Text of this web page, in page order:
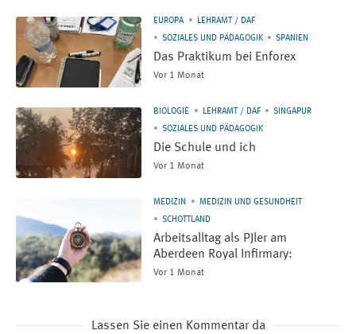
EUROPA
LEHRAMT / DAF
SOZIALES UND PÄDAGOGIK
SPANIEN
Das Praktikum bei Enforex
Vor 1 Monat
BIOLOGIE LEHRAMT / DAF
SINGAPUR
SOZIALES UND PÄDAGOGIK
Die Schule und ich
Vor 1 Monat
MEDIZIN
MEDIZIN UND GESUNDHEIT
SCHOTTLAND
Arbeitsalltag als PJler am
Aberdeen Royal Infirmary:
Vor 1 Monat
Lassen Sie einen Kommentar da